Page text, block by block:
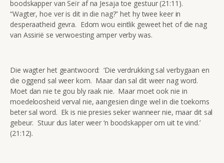
boodskapper van Seïr af na Jesaja toe gestuur (21:11).
“Wagter, hoe ver is dit in die nag?” het hy twee keer in
desperaatheid gevra. Edom wou eintlik geweet het of die nag
van Assirië se verwoesting amper verby was.
Die wagter het geantwoord: ‘Die verdrukking sal verbygaan en
die oggend sal weer kom. Maar dan sal dit weer nag word.
Moet dan nie te gou bly raak nie. Maar moet ook nie in
moedeloosheid verval nie, aangesien dinge wel in die toekoms
beter sal word. Ek is nie presies seker wanneer nie, maar dit sal
gebeur. Stuur dus later weer ‘n boodskapper om uit te vind.’
(21:12).